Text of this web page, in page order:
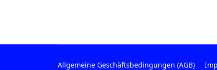
Allgemeine Geschäftsbedingungen (AGB)